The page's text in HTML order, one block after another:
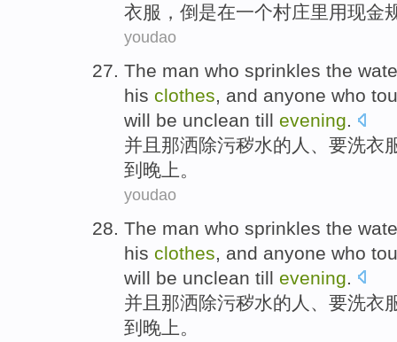
衣服，倒是在一个村庄里用现金
youdao
The man who sprinkles the
his clothes, and anyone who
will be unclean till evening.
并且那洒除污秽水的 人 、 要洗衣
到 晚上。
youdao
The man who sprinkles the
his clothes , and anyone who
will be unclean till evening
并且那洒除污秽水的 人 要洗衣
到晚上 。